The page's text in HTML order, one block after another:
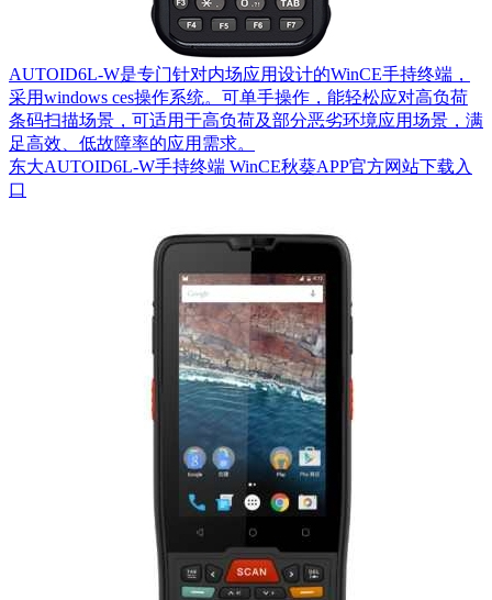
AUTOID6L-W是专门针对内场应用设计的WinCE手持终端，
采用windows ces操作系统。可单手操作，能轻松应对高负荷
条码扫描场景，可适用于高负荷及部分恶劣环境应用场景，满
足高效、低故障率的应用需求。
东大AUTOID6L-W手持终端 WinCE秋葵APP官方网站下载入
口